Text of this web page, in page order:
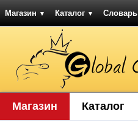
Магазин ▼ Каталог ▼ Словарь
Магазин Каталог